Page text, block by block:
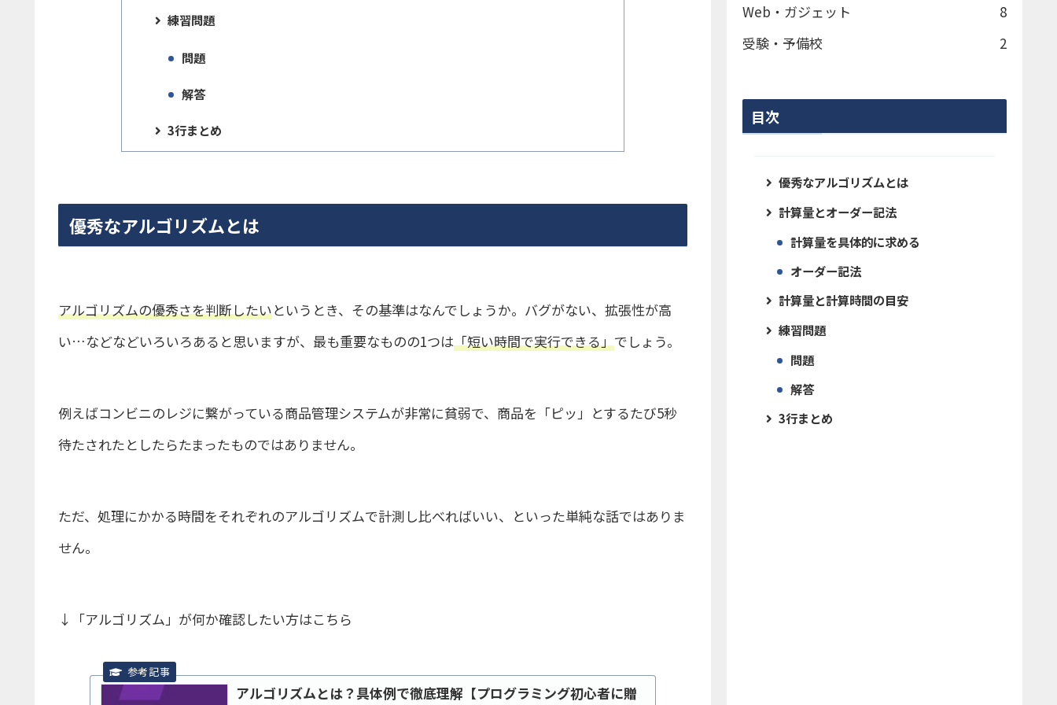
練習問題
問題
解答
3行まとめ
優秀なアルゴリズムとは
アルゴリズムの優秀さを判断したいというとき、その基準はなんでしょうか。バグがない、拡張性が高
い…などなどいろいろあると思いますが、最も重要なものの1つは「短い時間で実行できる」でしょう。
例えばコンビニのレジに繋がっている商品管理システムが非常に貧弱で、商品を「ピッ」とするたび5秒
待たされたとしたらたまったものではありません。
ただ、処理にかかる時間をそれぞれのアルゴリズムで計測し比べればいい、といった単純な話ではありま
せん。
↓「アルゴリズム」が何か確認したい方はこちら
アルゴリズムとは？具体例で徹底理解【プログラミング初心者に贈
Web・ガジェット
8
受験・予備校
2
目次
優秀なアルゴリズムとは
計算量とオーダー記法
計算量を具体的に求める
オーダー記法
計算量と計算時間の目安
練習問題
問題
解答
3行まとめ